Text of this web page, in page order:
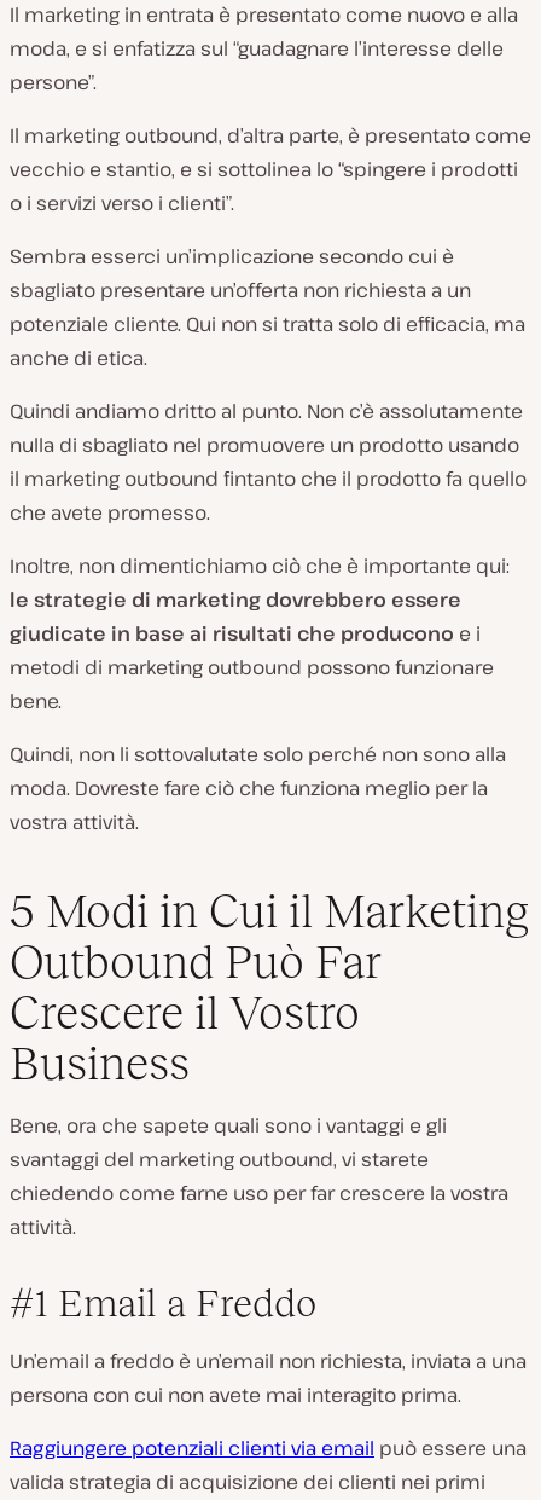
Il marketing in entrata è presentato come nuovo e alla
moda, e si enfatizza sul “guadagnare l’interesse delle
persone”.
Il marketing outbound, d’altra parte, è presentato come
vecchio e stantio, e si sottolinea lo “spingere i prodotti
o i servizi verso i clienti”.
Sembra esserci un’implicazione secondo cui è
sbagliato presentare un’offerta non richiesta a un
potenziale cliente. Qui non si tratta solo di efficacia, ma
anche di etica.
Quindi andiamo dritto al punto. Non c’è assolutamente
nulla di sbagliato nel promuovere un prodotto usando
il marketing outbound fintanto che il prodotto fa quello
che avete promesso.
Inoltre, non dimentichiamo ciò che è importante qui:
le strategie di marketing dovrebbero essere
giudicate in base ai risultati che producono e i
metodi di marketing outbound possono funzionare
bene.
Quindi, non li sottovalutate solo perché non sono alla
moda. Dovreste fare ciò che funziona meglio per la
vostra attività.
5 Modi in Cui il Marketing
Outbound Può Far
Crescere il Vostro
Business
Bene, ora che sapete quali sono i vantaggi e gli
svantaggi del marketing outbound, vi starete
chiedendo come farne uso per far crescere la vostra
attività.
#1 Email a Freddo
Un’email a freddo è un’email non richiesta, inviata a una
persona con cui non avete mai interagito prima.
Raggiungere potenziali clienti via email può essere una
valida strategia di acquisizione dei clienti nei primi